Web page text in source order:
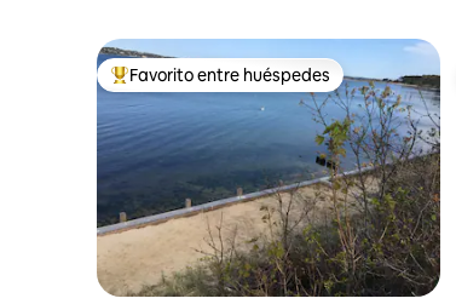
De los mejores en Favorito entre huéspedes
Favorito entre huéspedes